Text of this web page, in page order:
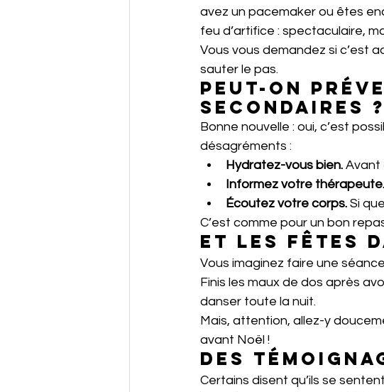
avez un pacemaker ou êtes
feu d’artifice : spectaculaire,
Vous vous demandez si c’est
sauter le pas.
Peut-on
secondaires ?
Bonne nouvelle : oui, c’est
désagréments :
Hydratez-vous bien. Avant
Informez votre thérapeute.
Écoutez votre corps. Si
C’est comme pour un bon
Et les fêtes
Vous imaginez faire une
Finis les maux de dos après
danser toute la nuit.
Mais, attention, allez-y
avant Noël !
Des
Certains disent qu’ils se